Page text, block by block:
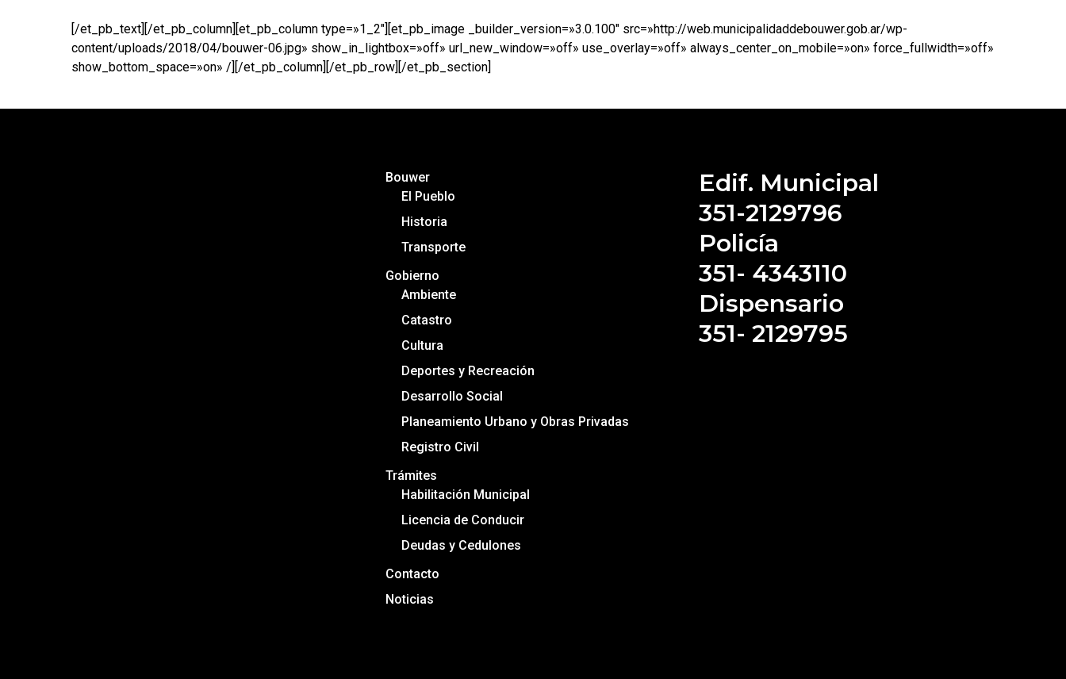
[/et_pb_text][/et_pb_column][et_pb_column type=»1_2″][et_pb_image _builder_version=»3.0.100″ src=»http://web.municipalidaddebouwer.gob.ar/wp-
content/uploads/2018/04/bouwer-06.jpg» show_in_lightbox=»off» url_new_window=»off» use_overlay=»off» always_center_on_mobile=»on» force_fullwidth=»off»
show_bottom_space=»on» /][/et_pb_column][/et_pb_row][/et_pb_section]
Bouwer
El Pueblo
Historia
Transporte
Gobierno
Ambiente
Catastro
Cultura
Deportes y Recreación
Desarrollo Social
Planeamiento Urbano y Obras Privadas
Registro Civil
Trámites
Habilitación Municipal
Licencia de Conducir
Deudas y Cedulones
Contacto
Noticias
Edif. Municipal
351-2129796
Policía
351- 4343110
Dispensario
351- 2129795